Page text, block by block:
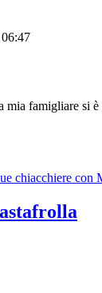
famigliare si
chiacchiere con